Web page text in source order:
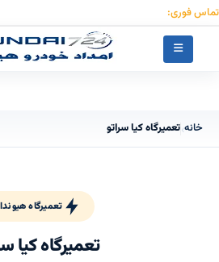
تماس فوری:
خانه›تعمیرگاه کیا سراتو
تعمیرگاه
تعمیرگاه کیا